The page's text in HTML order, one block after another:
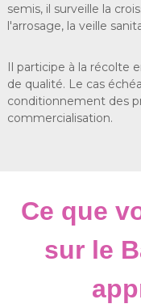
semis, il surveille la
l'arrosage, la veille
Il participe à la récolte
de qualité. Le cas
conditionnement des
commercialisation.
Ce que
sur le